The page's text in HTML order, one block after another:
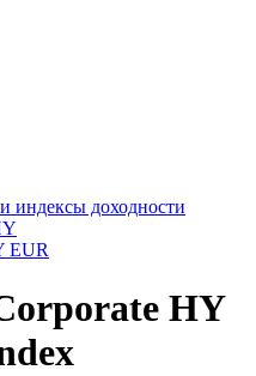
индексы доходности
EUR
HY